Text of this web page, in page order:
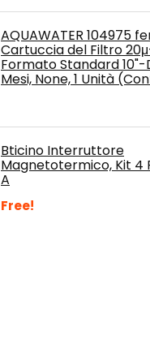
AQUAWATER 104975
Cartuccia del Filtro
Formato Standard
Mesi, None, 1 Unità
Bticino Interruttore
Magnetotermico, Kit 4
A
Free!